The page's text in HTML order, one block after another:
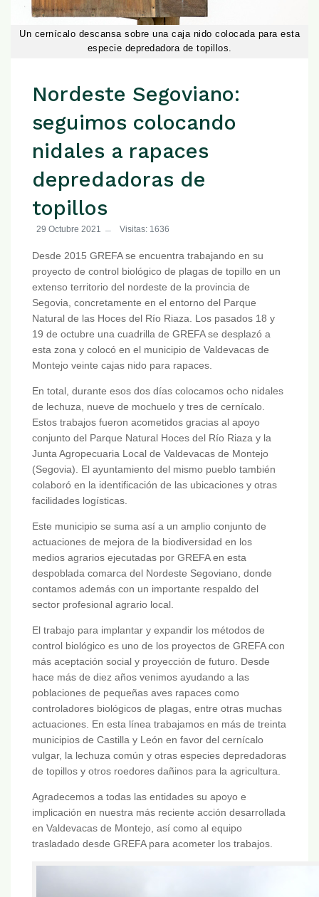
Un cernícalo descansa sobre una caja nido colocada para esta
especie depredadora de topillos.
Nordeste Segoviano:
seguimos colocando
nidales a rapaces
depredadoras de
topillos
29 Octubre 2021 Visitas: 1636
Desde 2015 GREFA se encuentra trabajando en su
proyecto de control biológico de plagas de topillo en un
extenso territorio del nordeste de la provincia de
Segovia, concretamente en el entorno del Parque
Natural de las Hoces del Río Riaza. Los pasados 18 y
19 de octubre una cuadrilla de GREFA se desplazó a
esta zona y colocó en el municipio de Valdevacas de
Montejo veinte cajas nido para rapaces.
En total, durante esos dos días colocamos ocho nidales
de lechuza, nueve de mochuelo y tres de cernícalo.
Estos trabajos fueron acometidos gracias al apoyo
conjunto del Parque Natural Hoces del Río Riaza y la
Junta Agropecuaria Local de Valdevacas de Montejo
(Segovia). El ayuntamiento del mismo pueblo también
colaboró en la identificación de las ubicaciones y otras
facilidades logísticas.
Este municipio se suma así a un amplio conjunto de
actuaciones de mejora de la biodiversidad en los
medios agrarios ejecutadas por GREFA en esta
despoblada comarca del Nordeste Segoviano, donde
contamos además con un importante respaldo del
sector profesional agrario local.
El trabajo para implantar y expandir los métodos de
control biológico es uno de los proyectos de GREFA con
más aceptación social y proyección de futuro. Desde
hace más de diez años venimos ayudando a las
poblaciones de pequeñas aves rapaces como
controladores biológicos de plagas, entre otras muchas
actuaciones. En esta línea trabajamos en más de treinta
municipios de Castilla y León en favor del cernícalo
vulgar, la lechuza común y otras especies depredadoras
de topillos y otros roedores dañinos para la agricultura.
Agradecemos a todas las entidades su apoyo e
implicación en nuestra más reciente acción desarrollada
en Valdevacas de Montejo, así como al equipo
trasladado desde GREFA para acometer los trabajos.